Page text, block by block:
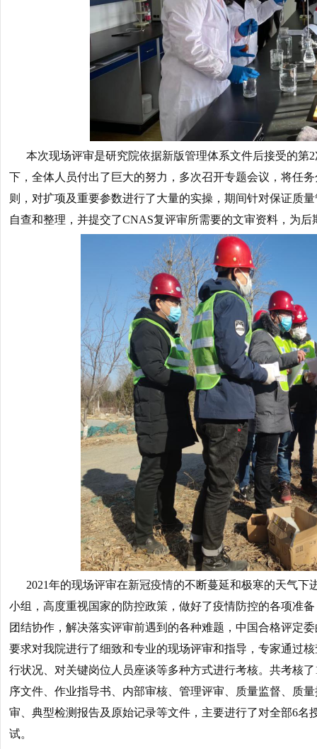
本次现场评审是研究院依据新版管理体系文件后接受的第
下，全体人员付出了巨大的努力，多次召开专题会议，将任
则，对扩项及重要参数进行了大量的实操，期间针对保证质
自查和整理，并提交了CNAS复评审所需要的文审资料，为
2021年的现场评审在新冠疫情的不断蔓延和极寒的天气下
小组，高度重视国家的防控政策，做好了疫情防控的各项准
团结协作，解决落实评审前遇到的各种难题，中国合格评定
要求对我院进行了细致和专业的现场评审和指导，专家通过
行状况、对关键岗位人员座谈等多种方式进行考核。共考核
序文件、作业指导书、内部审核、管理评审、质量监督、质
审、典型检测报告及原始记录等文件，主要进行了对全部6
试。